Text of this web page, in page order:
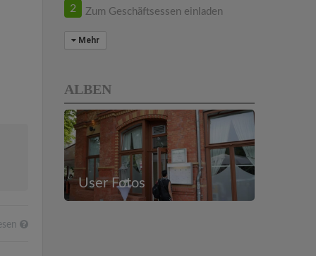
2 Zum Geschäftsessen einladen
Mehr
ALBEN
User Fotos